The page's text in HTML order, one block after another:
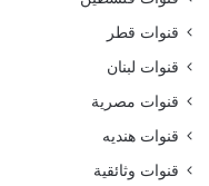
قنوات قطر
قنوات لبنان
قنوات مصرية
قنوات هنديه
قنوات وثائقية